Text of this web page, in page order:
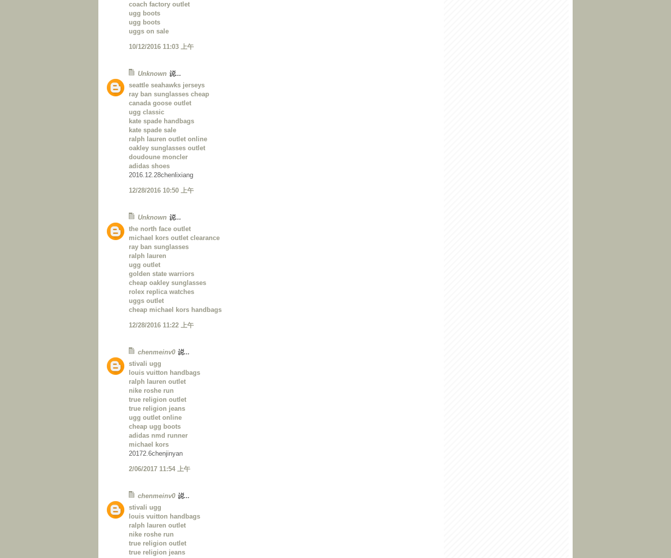
coach factory outlet
ugg boots
ugg boots
uggs on sale
10/12/2016 11:03 上午
Unknown 说...
seattle seahawks jerseys
ray ban sunglasses cheap
canada goose outlet
ugg classic
kate spade handbags
kate spade sale
ralph lauren outlet online
oakley sunglasses outlet
doudoune moncler
adidas shoes
2016.12.28chenlixiang
12/28/2016 10:50 上午
Unknown 说...
the north face outlet
michael kors outlet clearance
ray ban sunglasses
ralph lauren
ugg outlet
golden state warriors
cheap oakley sunglasses
rolex replica watches
uggs outlet
cheap michael kors handbags
12/28/2016 11:22 上午
chenmeinv0 说...
stivali ugg
louis vuitton handbags
ralph lauren outlet
nike roshe run
true religion outlet
true religion jeans
ugg outlet online
cheap ugg boots
adidas nmd runner
michael kors
20172.6chenjinyan
2/06/2017 11:54 上午
chenmeinv0 说...
stivali ugg
louis vuitton handbags
ralph lauren outlet
nike roshe run
true religion outlet
true religion jeans